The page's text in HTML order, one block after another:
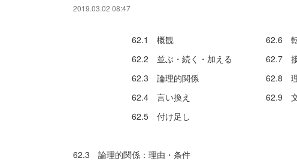
2019.03.02 08:47
62.1 概観 62.6 転
62.2 並ぶ・続く・加える 62.7 接続
62.3 論理的関係 62.8 理由説明
62.4 言い換え 62.9 文脈説明
62.5 付け足し
62.3 論理的関係：理由・条件